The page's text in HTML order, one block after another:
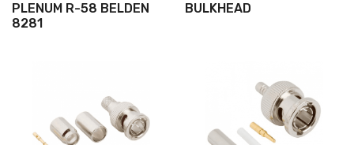
PLENUM R-58 BELDEN
8281
BULKHEAD